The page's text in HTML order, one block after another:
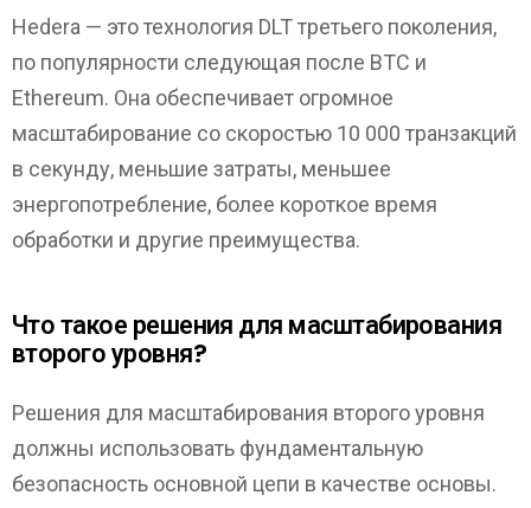
Hedera — это технология DLT третьего поколения,
по популярности следующая после BTC и
Ethereum. Она обеспечивает огромное
масштабирование со скоростью 10 000 транзакций
в секунду, меньшие затраты, меньшее
энергопотребление, более короткое время
обработки и другие преимущества.
Что такое решения для масштабирования
второго уровня?
Решения для масштабирования второго уровня
должны использовать фундаментальную
безопасность основной цепи в качестве основы.